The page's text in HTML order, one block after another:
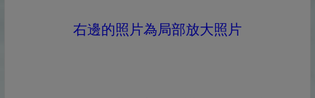
右邊的照片為局部放大照片